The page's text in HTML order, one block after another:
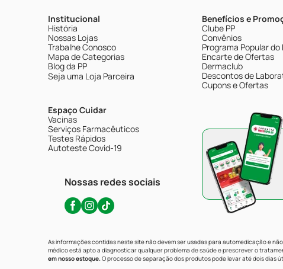
Institucional
História
Nossas Lojas
Trabalhe Conosco
Mapa de Categorias
Blog da PP
Seja uma Loja Parceira
Espaço Cuidar
Vacinas
Serviços Farmacêuticos
Testes Rápidos
Autoteste Covid-19
Nossas redes sociais
Benefícios e
Clube PP
Convênios
Programa Popular do
Encarte de Ofertas
Dermaclub
Descontos de
Cupons e Ofertas
As informações contidas neste site não devem ser usadas para automedicação e
médico está apto a diagnosticar qualquer problema de saúde e prescrever o
em nosso estoque.O processo de separação dos produtos pode levar até dois dias